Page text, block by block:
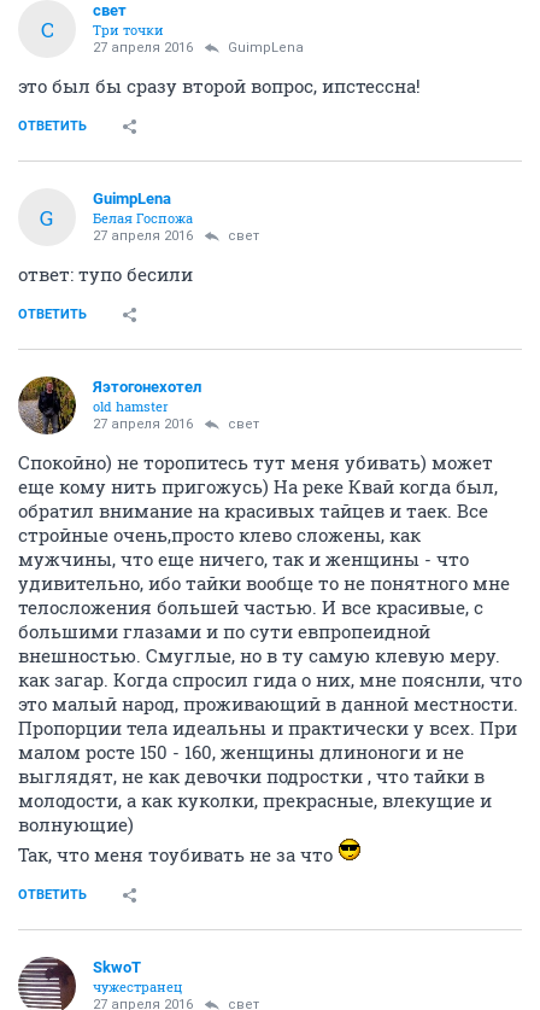
С
свет
Три точки
27 апреля 2016 GuimpLena
это был бы сразу второй вопрос, ипстессна!
ОТВЕТИТЬ
G
GuimpLena
Белая Госпожа
27 апреля 2016 свет
ответ: тупо бесили
ОТВЕТИТЬ
Яэтогонехотел
old hamster
27 апреля 2016 свет
Спокойно) не торопитесь тут меня убивать) может
еще кому нить пригожусь) На реке Квай когда был,
обратил внимание на красивых тайцев и таек. Все
стройные очень,просто клево сложены, как
мужчины, что еще ничего, так и женщины - что
удивительно, ибо тайки вообще то не понятного мне
телосложения большей частью. И все красивые, с
большими глазами и по сути евпропеидной
внешностью. Смуглые, но в ту самую клевую меру.
как загар. Когда спросил гида о них, мне пояснли, что
это малый народ, проживающий в данной местности.
Пропорции тела идеальны и практически у всех. При
малом росте 150 - 160, женщины длиноноги и не
выглядят, не как девочки подростки , что тайки в
молодости, а как куколки, прекрасные, влекущие и
волнующие)
Так, что меня тоубивать не за что
ОТВЕТИТЬ
SkwоT
чужестранец
27 апреля 2016 свет